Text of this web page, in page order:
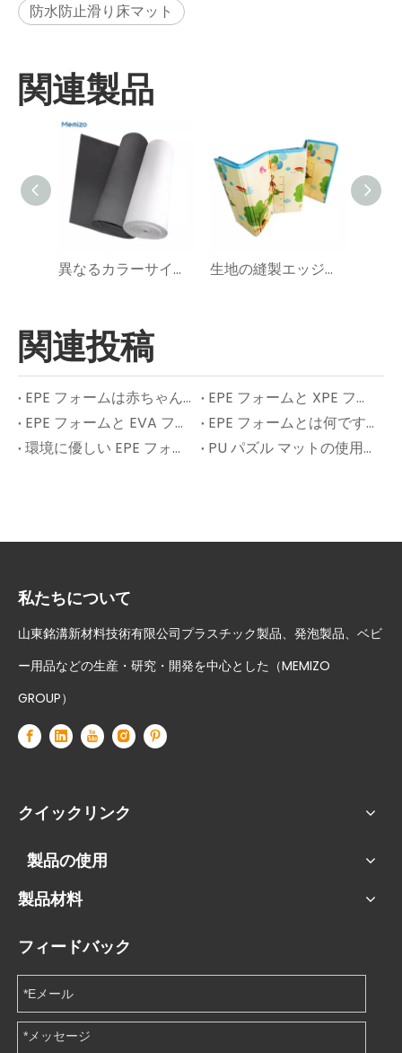
防水防止滑り床マット
関連製品
異なるカラーサイズの厚さと使用状況でエヴァフォームロール 生地の縫製エッジを備えた滑り止めの余分な大きな赤ちゃんのおなかのタイムマット
関連投稿
EPE フォームは赤ちゃんや子供にとって安全ですか?
EPE フォームと XPE フォーム: プレイマットにはどちらが適していますか?
EPE フォームと EVA フォーム: 違いは何ですか?
EPE フォームとは何ですか?何に使用されますか?
環境に優しい EPE フォームはエクササイズ マットに何に使用されますか?
PU パズル マットの使用方法: 完全ガイド
私たちについて
山東銘溝新材料技術有限公司プラスチック製品、発泡製品、ベビ
ー用品などの生産・研究・開発を中心とした（MEMIZO
GROUP）
クイックリンク
製品の使用
製品材料
フィードバック